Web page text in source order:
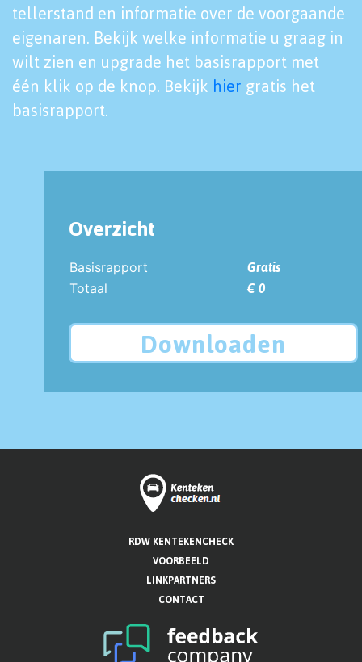
tellerstand en informatie over de voorgaande
eigenaren. Bekijk welke informatie u graag in
wilt zien en upgrade het basisrapport met
één klik op de knop. Bekijk hier gratis het
basisrapport.
Overzicht
Basisrapport
Gratis
Totaal
€ 0
Downloaden
RDW KENTEKENCHECK
VOORBEELD
LINKPARTNERS
CONTACT